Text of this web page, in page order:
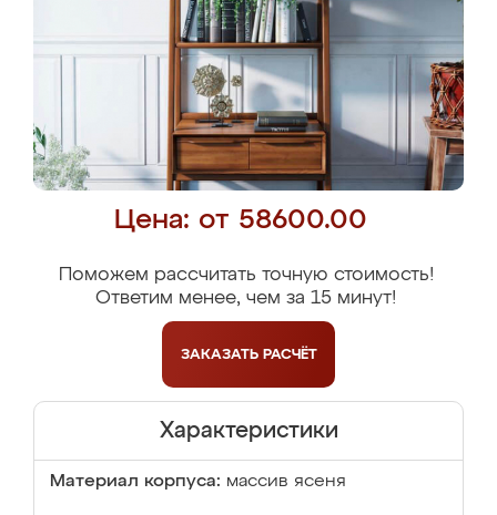
Цена: от 58600.00
Поможем рассчитать точную стоимость!
Ответим менее, чем за 15 минут!
ЗАКАЗАТЬ РАСЧЁТ
Характеристики
Материал корпуса: массив ясеня